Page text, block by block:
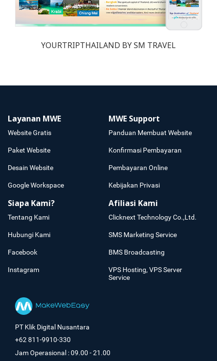
YOURTRIPTHAILAND BY SM TRAVEL
Layanan MWE
Website Gratis
Paket Website
Desain Website
Google Workspace
MWE Support
Panduan Membuat Website
Konfirmasi Pembayaran
Pembayaran Online
Kebijakan Privasi
Siapa Kami?
Tentang Kami
Hubungi Kami
Facebook
Instagram
Afiliasi Kami
Clicknext Technology Co.,Ltd.
SMS Marketing Service
BMS Broadcasting
VPS Hosting, VPS Server
Service
PT Klik Digital Nusantara
+62 811-9910-330
Jam Operasional : 09.00 - 21.00